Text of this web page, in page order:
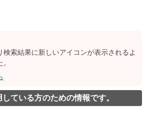
検索結果に新しいアイコンが表示されるよ
ている方のための情報です。